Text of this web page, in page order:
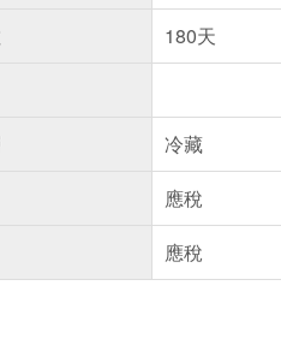
180天
冷藏
應稅
應稅